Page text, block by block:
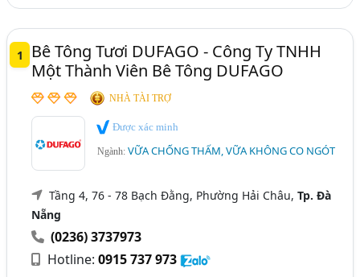
Chống Thấm (SiKa, KoVa, Intoc,..) (61)
1
Bê Tông Tươi DUFAGO - Công Ty TNHH
Một Thành Viên Bê Tông DUFAGO
NHÀ TÀI TRỢ
Được xác minh
Ngành:VỮA CHỐNG THẤM, VỮA KHÔNG CO NGÓT
Tầng 4, 76 - 78 Bạch Đằng, Phường Hải Châu,Tp. Đà
Nẵng
(0236) 3737973
Hotline:0915 737 973